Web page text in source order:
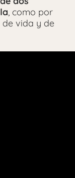
, como por
de vida y de